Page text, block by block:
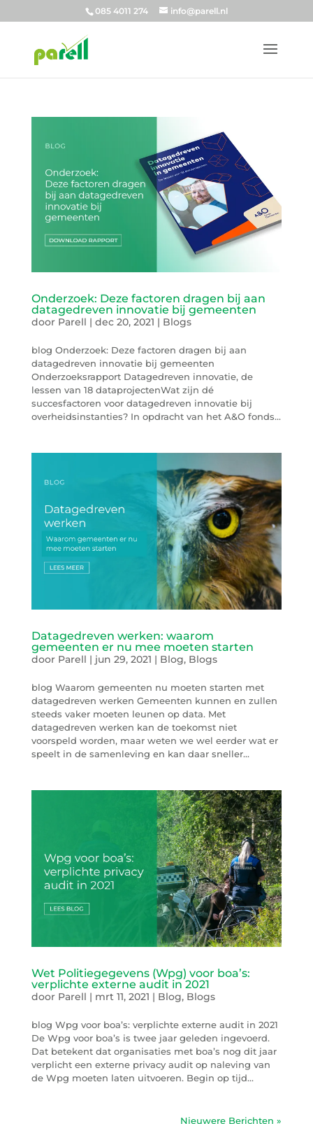
085 4011 274 info@parell.nl
Onderzoek: Deze factoren dragen bij aan
datagedreven innovatie bij gemeenten
door Parell | dec 20, 2021 | Blogs
blog Onderzoek: Deze factoren dragen bij aan
datagedreven innovatie bij gemeenten
Onderzoeksrapport Datagedreven innovatie, de
lessen van 18 dataprojectenWat zijn dé
succesfactoren voor datagedreven innovatie bij
overheidsinstanties? In opdracht van het A&O fonds...
Datagedreven werken: waarom
gemeenten er nu mee moeten starten
door Parell | jun 29, 2021 | Blog, Blogs
blog Waarom gemeenten nu moeten starten met
datagedreven werken Gemeenten kunnen en zullen
steeds vaker moeten leunen op data. Met
datagedreven werken kan de toekomst niet
voorspeld worden, maar weten we wel eerder wat er
speelt in de samenleving en kan daar sneller...
Wet Politiegegevens (Wpg) voor boa’s:
verplichte externe audit in 2021
door Parell | mrt 11, 2021 | Blog, Blogs
blog Wpg voor boa’s: verplichte externe audit in 2021
De Wpg voor boa’s is twee jaar geleden ingevoerd.
Dat betekent dat organisaties met boa’s nog dit jaar
verplicht een externe privacy audit op naleving van
de Wpg moeten laten uitvoeren. Begin op tijd...
Nieuwere Berichten »